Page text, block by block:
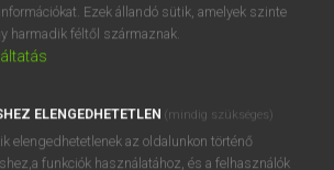
Ezek állandó sütik, amelyek szinte
harmadik féltől származnak.
ELENGEDHETETLEN (mindig szükséges)
elengedhetetlenek az oldalunkon történő
funkciók használatához, és a felhasználók